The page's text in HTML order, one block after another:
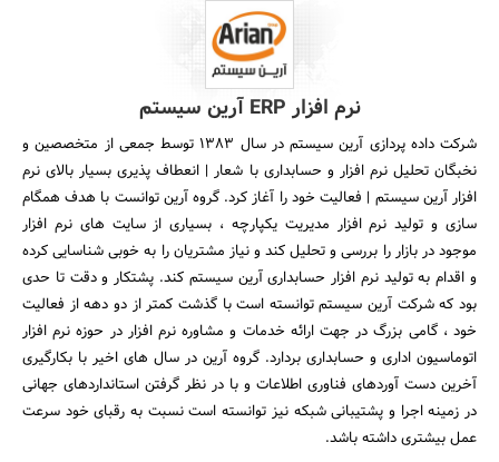
نرم افزار ERP آرین سیستم
شرکت داده پردازی آرین سیستم در سال 1383 توسط جمعی از متخصصین و
نخبگان تحلیل نرم افزار و حسابداری با شعار | انعطاف پذیری بسیار بالای نرم
افزار آرین سیستم | فعالیت خود را آغاز کرد. گروه آرین توانست با هدف همگام
سازی و تولید نرم افزار مدیریت یکپارچه ، بسیاری از سایت های نرم افزار
موجود در بازار را بررسی و تحلیل کند و نیاز مشتریان را به خوبی شناسایی کرده
و اقدام به تولید نرم افزار حسابداری آرین سیستم کند. پشتکار و دقت تا حدی
بود که شرکت آرین سیستم توانسته است با گذشت کمتر از دو دهه از فعالیت
خود ، گامی بزرگ در جهت ارائه خدمات و مشاوره نرم افزار در حوزه نرم افزار
اتوماسیون اداری و حسابداری بردارد. گروه آرین در سال های اخیر با بکارگیری
آخرین دست آوردهای فناوری اطلاعات و با در نظر گرفتن استانداردهای جهانی
در زمینه اجرا و پشتیبانی شبکه نیز توانسته است نسبت به رقبای خود سرعت
عمل بیشتری داشته باشد.